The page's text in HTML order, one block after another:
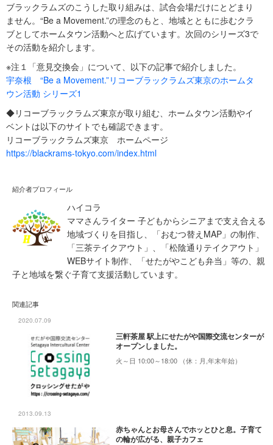
ブラックラムズのこうした取り組みは、試合会場だけにとどまり
ません。“Be a Movement.”の理念のもと、地域とともに歩むクラ
ブとしてホームタウン活動へと広げています。次回のシリーズ3で
その活動を紹介します。
※注１「意見交換会」について、以下の記事で紹介しました。
宇奈根 “Be a Movement.”リコーブラックラムズ東京のホームタ
ウン活動 シリーズ1
◆リコーブラックラムズ東京が取り組む、ホームタウン活動やイ
ベントは以下のサイトでも確認できます。
リコーブラックラムズ東京 ホームページ
https://blackrams-tokyo.com/index.html
紹介者プロフィール
ハイコラ
ママさんライター 子どもからシニアまで支え合える
地域づくりを目指し、「おむつ替えMAP」の制作、
「三茶テイクアウト」、「松陰通りテイクアウト」
WEBサイト制作、「せたがやこども弁当」等の、親
子と地域を繋ぐ子育て支援活動しています。
関連記事
2020.07.09
三軒茶屋 駅上にせたがや国際交流センターが
オープンしました。
火～日 10:00～18:00 （休：月,年末年始）
2013.09.13
赤ちゃんとお母さんでホッとひと息。子育て
の輪が広がる、親子カフェ